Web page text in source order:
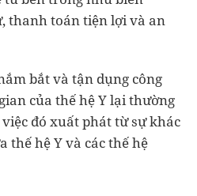
thanh toán tiện lợi và an
bắt và tận dụng công
của thế hệ Y lại thường
đó xuất phát từ sự khác
thế hệ Y và các thế hệ